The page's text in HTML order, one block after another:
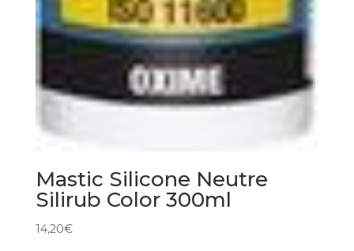
Mastic Silicone Neutre
Silirub Color 300ml
14,20€